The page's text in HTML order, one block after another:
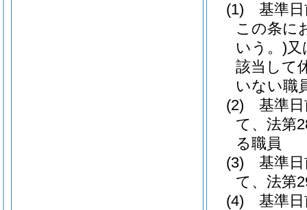
(1)
基準
この条に
いう。)
該当して
いない職
(2)
基準
て、法第
る職員
(3)
基準
て、法第
(4)
基準